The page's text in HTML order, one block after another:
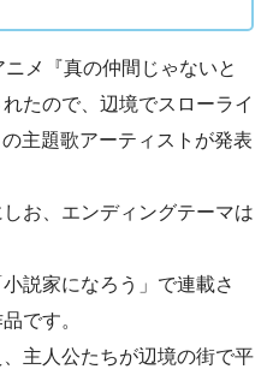
メ『真の仲間じゃないと
たので、辺境でスローライ
主題歌アーティストが発表
お、エンディングテーマは
説家になろう」で連載さ
です。
主人公たちが辺境の街で平